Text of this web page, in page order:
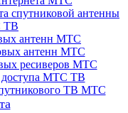
спутниковой антенны
ТВ
антенн МТС
антенн МТС
ресиверов МТС
доступа МТС ТВ
ТВ МТС